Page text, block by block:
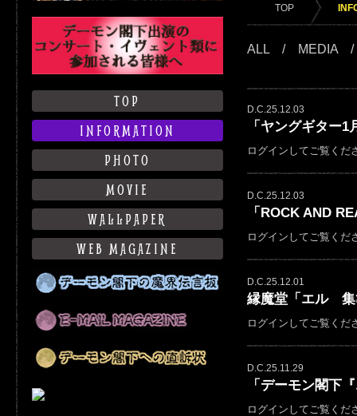
TOP
INFORMATION
PHOTO
MOVIE
WALLPAPER
WEB MAGAZINE
TOP
ALL / MEDIA
D.C.25.12.03
「ヤングギター
ログインしてご覧くだ
D.C.25.12.03
「ROCK AND
ログインしてご覧くだ
D.C.25.12.01
縁魔堂「エル
ログインしてご覧くだ
D.C.25.11.29
「デーモン閣
ログインしてご覧くだ